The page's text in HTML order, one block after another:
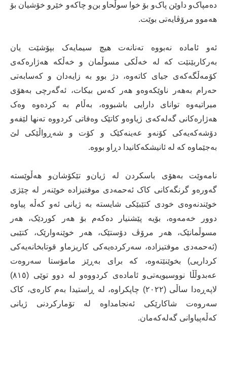
دەمپاک‌و داوێن پاک‌و بۆ خوا سوڵحاو بن‌و چاکەو خێرو خۆشیان بۆ
هەموو مرۆڤایەتی‌ بوێت.
ئەو ئامادە نەبووە تەنانەت هیچ سیمایەک بپۆشێت یان
بەرکاربێنێت کە لە خەڵکى مسوڵمان و خەڵکە هەژارەکەى
کۆمەڵگەکەى جیای کاتەوە، دژ بوو بە زایەدان و کەسابەتى
حەرام بەهەر ناوێکەوەو هەر کەس بیکات، ئەگەرچى بەهۆى
میراتیەوە تواناى دارایى باشبووە، بەڵام بە کردەوە وەک
هەژارەکانى گەلەکەى ژیاوەو کاتێک وەفاتى کردووە تەنها لێفەو
دۆشەکەیەکى کۆنەو عەینەکێک و کۆت و شەڕواڵێکى لێ
بەجێماوە کە لە ئانیشکەکانیدا دڕاو بووە.
نامەوێت بەهۆی‌ باسکردن لە ژیان‌و تێکۆشان‌و هەڵوێستە
گەورەو گرنگەکانی‌ کاک ئەحمەدی‌ موفتیزادە خوێنەر لە چێژی‌
خوێندنەوەی‌ خودی‌ کتێبێکى شایستە بە ژیانى ئەو کەڵە پیاوە
دوور خەمەوە، بۆیە پێشنیار دەکەم بۆ هەر کوردێک، هەر
مسوڵمانێک، هەر مرۆڤ دۆستێک، هەر خوێنەوارێک، کتێبی‌
(ئەحمەدی‌ موفتیزادە، سەرکردەیەکی‌ کاریزماو قوتابخانەیەکی‌
کرداریی‌) بخوێنێتەوە، کە برای‌ بەڕێز مامۆستا سەروەت
عەبدوڵڵا نووسیویەتی‌‌و ئامادەی‌ کردووەو لە دوو توێی‌ (٨١٥)
لاپەڕەدا ساڵی‌ (٢٠٢٢) چاپکراوە، لە ڕاستیدا بەم کارەی‌، کاک
سەروەت شاکارێکی‌ ئەنجامداوە لە تۆمارکردنی‌ ژیانی‌
کەڵەپیاوانی‌ گەلەکەمان.